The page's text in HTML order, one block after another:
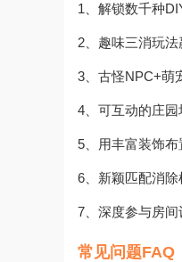
1、解锁数千种
2、趣味三消玩
3、古怪NPC+萌
4、可互动的庄园
5、用丰富装饰布
6、新颖匹配消除
7、深度参与房间
常见问题FAQ